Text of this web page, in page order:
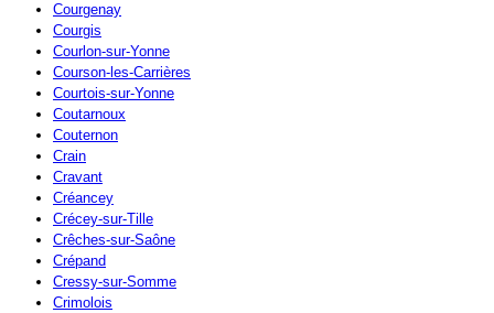
Courgenay
Courgis
Courlon-sur-Yonne
Courson-les-Carrières
Courtois-sur-Yonne
Coutarnoux
Couternon
Crain
Cravant
Créancey
Crécey-sur-Tille
Crêches-sur-Saône
Crépand
Cressy-sur-Somme
Crimolois